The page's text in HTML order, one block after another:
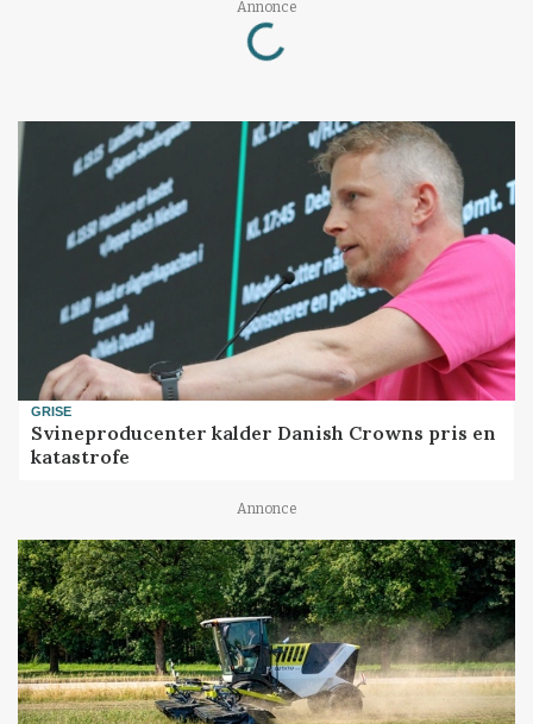
Annonce
Loading...
GRISE
Svineproducenter kalder Danish Crowns pris en
katastrofe
Annonce